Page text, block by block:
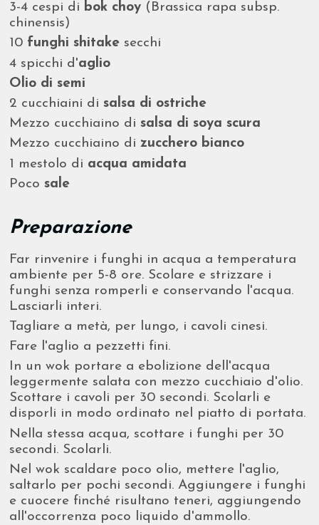
3-4 cespi di bok choy (Brassica rapa subsp.
chinensis)
10 funghi shitake secchi
4 spicchi d'aglio
Olio di semi
2 cucchiaini disalsa di ostriche
Mezzo cucchiaino disalsa di soya scura
Mezzo cucchiaino dizucchero bianco
1 mestolo di acqua amidata
Pocosale
Preparazione
Far rinvenire i funghi in acqua a temperatura
ambiente per 5-8 ore. Scolare e strizzare i
funghi senza romperli e conservando l'acqua.
Lasciarli interi.
Tagliare a metà, per lungo, i cavoli cinesi.
Fare l'aglio a pezzetti fini.
In un wok portare a ebolizione dell'acqua
leggermente salata con mezzo cucchiaio d'olio.
Scottare i cavoli per 30 secondi. Scolarli e
disporli in modo ordinato nel piatto di portata.
Nella stessa acqua, scottare i funghi per 30
secondi. Scolarli.
Nel wok scaldare poco olio, mettere l'aglio,
saltarlo per pochi secondi. Aggiungere i funghi
e cuocere finché risultano teneri, aggiungendo
all'occorrenza poco liquido d'ammollo.